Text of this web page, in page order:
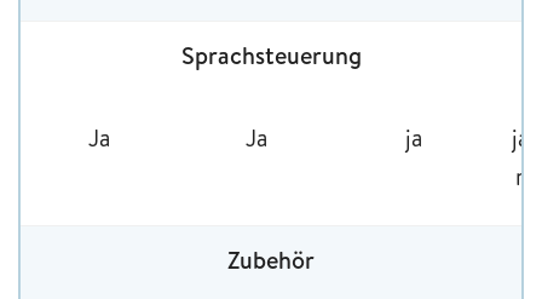
Sprachsteuerung
Ja Ja ja
Zubehör